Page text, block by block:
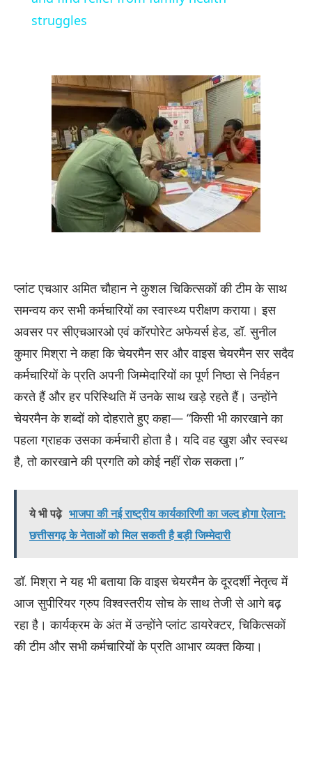
struggles
प्लांट एचआर अमित चौहान ने कुशल चिकित्सकों की टीम के साथ
समन्वय कर सभी कर्मचारियों का स्वास्थ्य परीक्षण कराया। इस
अवसर पर सीएचआरओ एवं कॉरपोरेट अफेयर्स हेड, डॉ. सुनील
कुमार मिश्रा ने कहा कि चेयरमैन सर और वाइस चेयरमैन सर सदैव
कर्मचारियों के प्रति अपनी जिम्मेदारियों का पूर्ण निष्ठा से निर्वहन
करते हैं और हर परिस्थिति में उनके साथ खड़े रहते हैं। उन्होंने
चेयरमैन के शब्दों को दोहराते हुए कहा— “किसी भी कारखाने का
पहला ग्राहक उसका कर्मचारी होता है। यदि वह खुश और स्वस्थ
है, तो कारखाने की प्रगति को कोई नहीं रोक सकता।”
ये भी पढ़े भाजपा की नई राष्ट्रीय कार्यकारिणी का जल्द होगा ऐलान:
छत्तीसगढ़ के नेताओं को मिल सकती है बड़ी जिम्मेदारी
डॉ. मिश्रा ने यह भी बताया कि वाइस चेयरमैन के दूरदर्शी नेतृत्व में
आज सुपीरियर ग्रुप विश्वस्तरीय सोच के साथ तेजी से आगे बढ़
रहा है। कार्यक्रम के अंत में उन्होंने प्लांट डायरेक्टर, चिकित्सकों
की टीम और सभी कर्मचारियों के प्रति आभार व्यक्त किया।